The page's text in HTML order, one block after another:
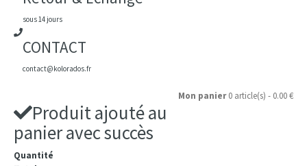
sous 14 jours
CONTACT
contact@kolorados.fr
Mon panier 0 article(s) - 0.00 €
Produit ajouté au
panier avec succès
Quantité